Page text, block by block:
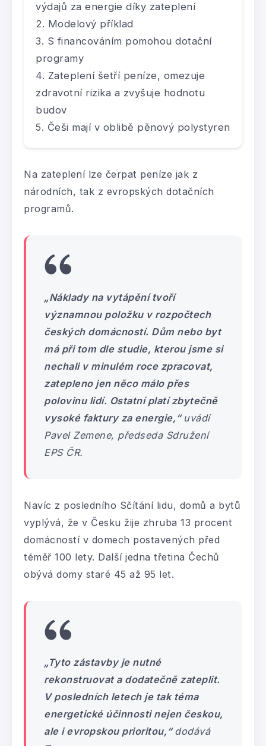
výdajů za energie díky zateplení
Modelový příklad
S financováním pomohou dotační
programy
Zateplení šetří peníze, omezuje
zdravotní rizika a zvyšuje hodnotu
budov
Češi mají v oblibě pěnový polystyren
Na zateplení lze čerpat peníze jak z
národních, tak z evropských dotačních
programů.
„Náklady na vytápění tvoří
významnou položku v rozpočtech
českých domácností. Dům nebo byt
má při tom dle studie, kterou jsme si
nechali v minulém roce zpracovat,
zatepleno jen něco málo přes
polovinu lidí. Ostatní platí zbytečně
vysoké faktury za energie,“ uvádí
Pavel Zemene, předseda Sdružení
EPS ČR.
Navíc z posledního Sčítání lidu, domů a bytů
vyplývá, že v Česku žije zhruba 13 procent
domácností v domech postavených před
téměř 100 lety. Další jedna třetina Čechů
obývá domy staré 45 až 95 let.
„Tyto zástavby je nutné
rekonstruovat a dodatečně zateplit.
V posledních letech je tak téma
energetické účinnosti nejen českou,
ale i evropskou prioritou,“dodává